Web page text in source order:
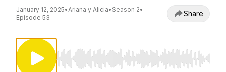
January 12, 2025•Ariana y Alicia• Season 2•
Episode 53
Share
Use Left/Right to seek, Home/End to jump to